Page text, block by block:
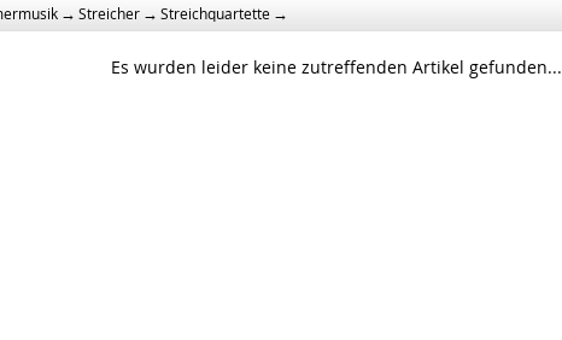
→ Streicher → Streichquartette →
Es wurden leider keine zutreffenden Artikel gefunden...